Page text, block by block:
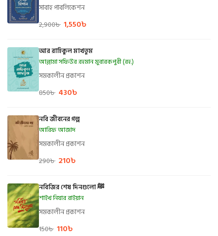
সাবাহ পাবলিকেশন
2,900৳ 1,550৳
আর রাহিকুল মাখতুম
আল্লামা সফিউর রহমান মুবারকপুরী (রহ.)
সমকালীন প্রকাশন
850৳ 430৳
নবি জীবনের গল্প
আরিফ আজাদ
সমকালীন প্রকাশন
290৳ 210৳
নবিজির শেষ দিনগুলো ﷺ
শাইখ নিযার রাইয়ান
সমকালীন প্রকাশন
150৳ 110৳